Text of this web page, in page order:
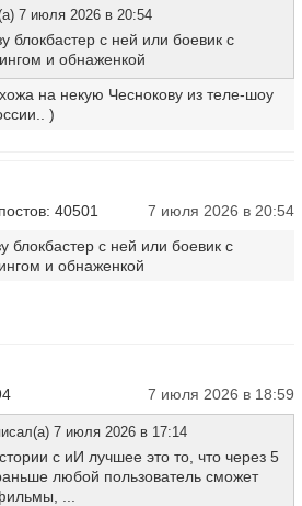
7 июля 2026 в 20:54
блокбастер с ней или боевик с
и обнаженкой
на некую Чеснокову из теле-шоу
)
40501 7 июля 2026 в 20:54
блокбастер с ней или боевик с
и обнаженкой
7 июля 2026 в 18:59
7 июля 2026 в 17:14
с иИ лучшее это то, что через 5
любой пользователь сможет
...